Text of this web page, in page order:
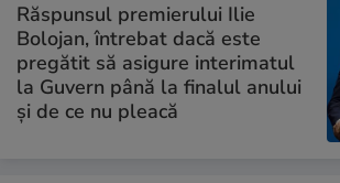
Răspunsul premierului Ilie
Bolojan, întrebat dacă este
pregătit să asigure interimatul
la Guvern până la finalul anului
și de ce nu pleacă